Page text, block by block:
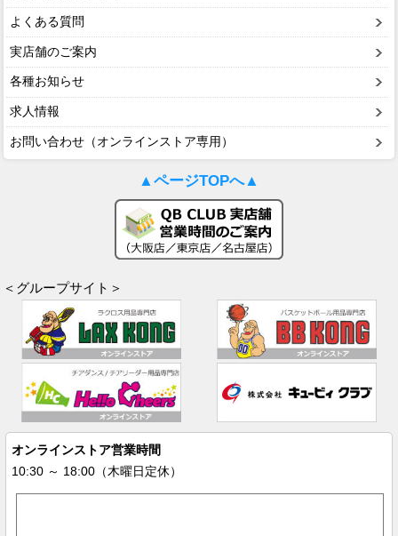
よくある質問
実店舗のご案内
各種お知らせ
求人情報
お問い合わせ（オンラインストア専用）
▲ページTOPへ▲
＜グループサイト＞
オンラインストア営業時間
10:30 ～ 18:00（木曜日定休）